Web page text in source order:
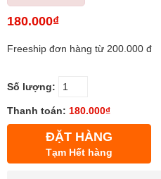
180.000₫
Freeship đơn hàng từ 200.000 đ
Số lượng:
Thanh toán: 180.000₫
ĐẶT HÀNG
Tạm Hết hàng